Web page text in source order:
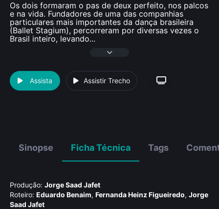
Os dois formaram o pas de deux perfeito, nos palcos
e na vida. Fundadores de uma das companhias
particulares mais importantes da dança brasileira
(Ballet Stagium), percorreram por diversas vezes o
Brasil inteiro, levando...
Assista Assistir Trecho
Sinopse Ficha Técnica Tags
Produção: Jorge Saad Jafet
Roteiro: Eduardo Benaim, Fernanda Heinz Figueiredo, Jorge
Saad Jafet